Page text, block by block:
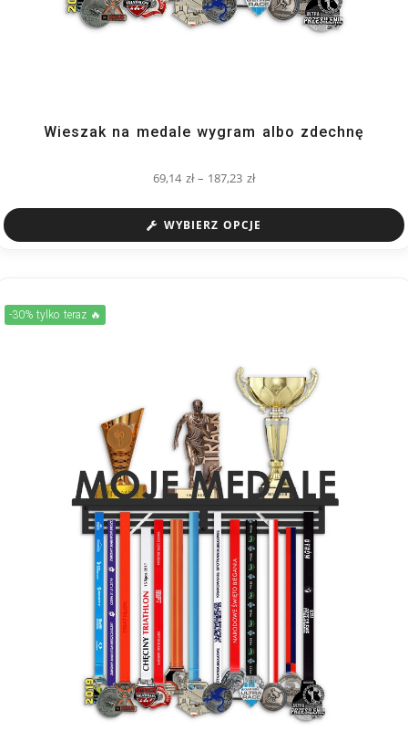
Wieszak na medale wygram albo zdechnę
69,14 zł – 187,23 zł
WYBIERZ OPCJE
-30% tylko teraz 🔥